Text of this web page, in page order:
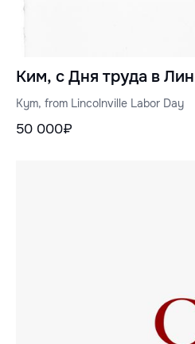
Ким, с Дня труда в
Kym, from Lincolnville Labor Day
50 000₽